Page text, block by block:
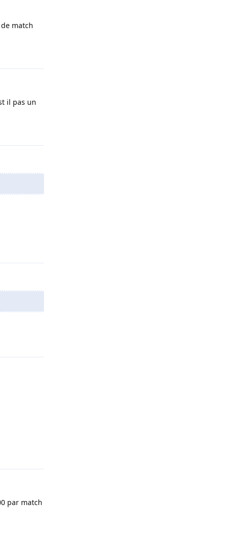
match
il pas un
par match